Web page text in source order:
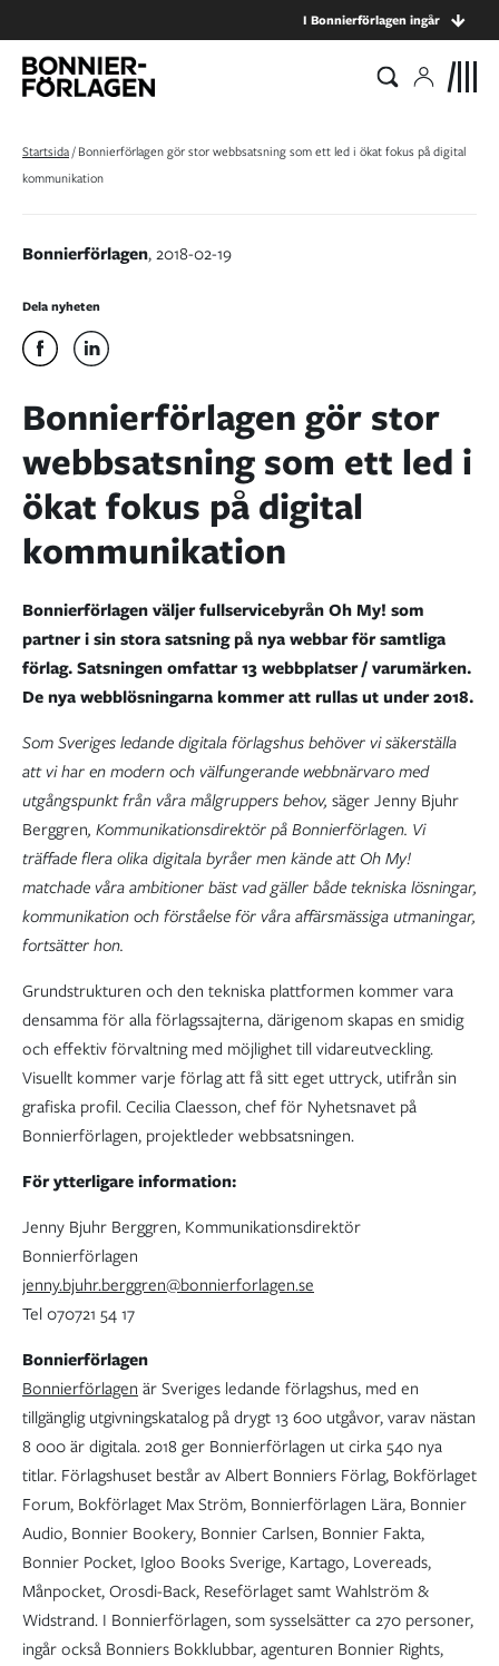
I Bonnierförlagen ingår
Startsida/Bonnierförlagen gör stor webbsatsning som ett led i ökat fokus på digital
kommunikation
Bonnierförlagen, 2018-02-19
Dela nyheten
Bonnierförlagen gör stor
webbsatsning som ett led i
ökat fokus på digital
kommunikation
Bonnierförlagen väljer fullservicebyrån Oh My! som
partner i sin stora satsning på nya webbar för samtliga
förlag. Satsningen omfattar 13 webbplatser / varumärken.
De nya webblösningarna kommer att rullas ut under 2018.
Som Sveriges ledande digitala förlagshus behöver vi säkerställa
att vi har en modern och välfungerande webbnärvaro med
utgångspunkt från våra målgruppers behov, säger Jenny Bjuhr
Berggren, Kommunikationsdirektör på Bonnierförlagen. Vi
träffade flera olika digitala byråer men kände att Oh My!
matchade våra ambitioner bäst vad gäller både tekniska lösningar,
kommunikation och förståelse för våra affärsmässiga utmaningar,
fortsätter hon.
Grundstrukturen och den tekniska plattformen kommer vara
densamma för alla förlagssajterna, därigenom skapas en smidig
och effektiv förvaltning med möjlighet till vidareutveckling.
Visuellt kommer varje förlag att få sitt eget uttryck, utifrån sin
grafiska profil. Cecilia Claesson, chef för Nyhetsnavet på
Bonnierförlagen, projektleder webbsatsningen.
För ytterligare information:
Jenny Bjuhr Berggren, Kommunikationsdirektör
Bonnierförlagen
jenny.bjuhr.berggren@bonnierforlagen.se
Tel 070721 54 17
Bonnierförlagen
Bonnierförlagen är Sveriges ledande förlagshus, med en
tillgänglig utgivningskatalog på drygt 13 600 utgåvor, varav nästan
8 000 är digitala. 2018 ger Bonnierförlagen ut cirka 540 nya
titlar. Förlagshuset består av Albert Bonniers Förlag, Bokförlaget
Forum, Bokförlaget Max Ström, Bonnierförlagen Lära, Bonnier
Audio, Bonnier Bookery, Bonnier Carlsen, Bonnier Fakta,
Bonnier Pocket, Igloo Books Sverige, Kartago, Lovereads,
Månpocket, Orosdi-Back, Reseförlaget samt Wahlström &
Widstrand. I Bonnierförlagen, som sysselsätter ca 270 personer,
ingår också Bonniers Bokklubbar, agenturen Bonnier Rights,